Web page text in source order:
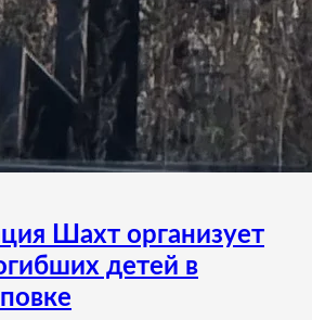
Шахт организует
детей в